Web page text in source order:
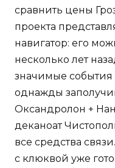
сравнить цены
проекта
навигатор: его
несколько лет
значимые события
однажды
Оксандролон +
деканоат
все средства
с клюквой уже